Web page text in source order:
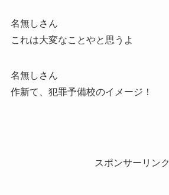
名無しさん
これは大変なことやと思うよ
名無しさん
作新て、犯罪予備校のイメージ！
スポンサーリンク